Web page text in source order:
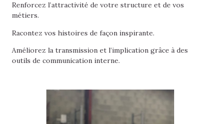
Renforcez l’attractivité de votre structure et de vos
métiers.
Racontez vos histoires de façon inspirante.
Améliorez la transmission et l’implication grâce à des
outils de communication interne.